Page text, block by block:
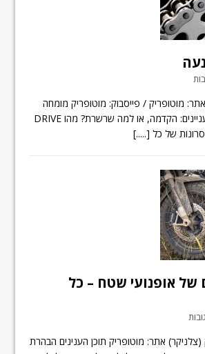
מוטופריק / פייסבוק: מוטופריק מומחה
לגלגלי שטח תוכן העניינים: הקדמה, או למה שרשרת? מהו DRIVE
[.....]
של אופנועי שטח – כל
אתר: מוטופריק תוכן הענינים הבהרת